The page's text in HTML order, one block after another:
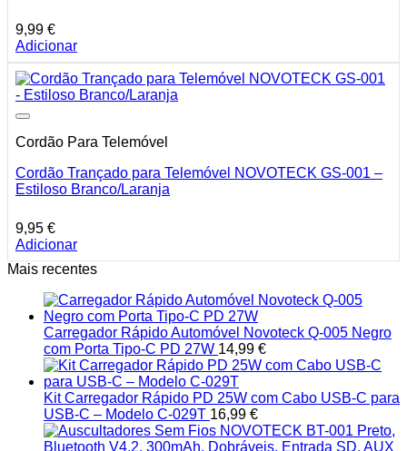
9,99 €
Adicionar
Cordão Para Telemóvel
Cordão Trançado para Telemóvel NOVOTECK GS-001 –
Estiloso Branco/Laranja
9,95 €
Adicionar
Mais recentes
Carregador Rápido Automóvel Novoteck Q-005 Negro
com Porta Tipo-C PD 27W 14,99 €
Kit Carregador Rápido PD 25W com Cabo USB-C para
USB-C – Modelo C-029T 16,99 €